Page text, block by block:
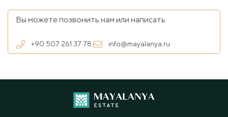
Вы можете позвонить нам или написать
+90 507 261 37 78 info@mayalanya.ru